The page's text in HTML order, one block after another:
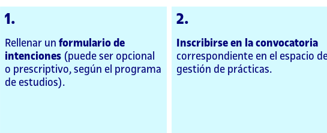
1.
Rellenar un formulario de
intenciones (puede ser opcional
o prescriptivo, según el programa
de estudios).
2.
Inscribirse en la convocatoria
correspondiente en el espacio
gestión de prácticas.